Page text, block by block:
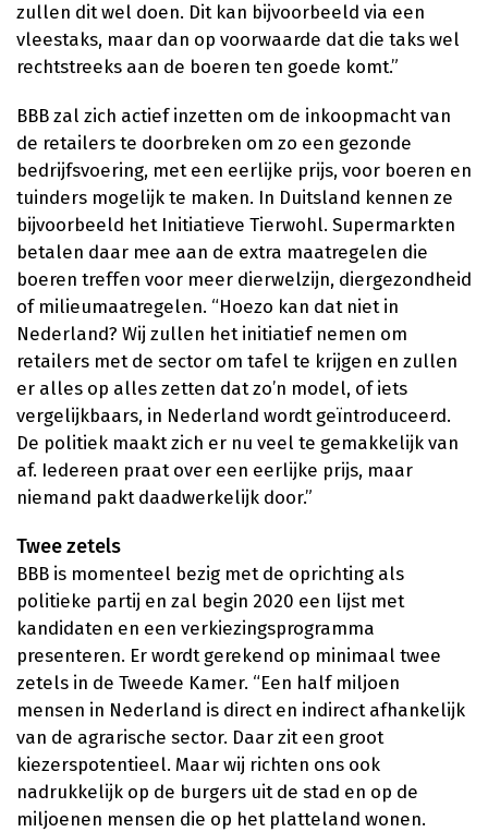
zullen dit wel doen. Dit kan bijvoorbeeld via een
vleestaks, maar dan op voorwaarde dat die taks wel
rechtstreeks aan de boeren ten goede komt.”
BBB zal zich actief inzetten om de inkoopmacht van
de retailers te doorbreken om zo een gezonde
bedrijfsvoering, met een eerlijke prijs, voor boeren en
tuinders mogelijk te maken. In Duitsland kennen ze
bijvoorbeeld het Initiatieve Tierwohl. Supermarkten
betalen daar mee aan de extra maatregelen die
boeren treffen voor meer dierwelzijn, diergezondheid
of milieumaatregelen. “Hoezo kan dat niet in
Nederland? Wij zullen het initiatief nemen om
retailers met de sector om tafel te krijgen en zullen
er alles op alles zetten dat zo’n model, of iets
vergelijkbaars, in Nederland wordt geïntroduceerd.
De politiek maakt zich er nu veel te gemakkelijk van
af. Iedereen praat over een eerlijke prijs, maar
niemand pakt daadwerkelijk door.”
Twee zetels
BBB is momenteel bezig met de oprichting als
politieke partij en zal begin 2020 een lijst met
kandidaten en een verkiezingsprogramma
presenteren. Er wordt gerekend op minimaal twee
zetels in de Tweede Kamer. “Een half miljoen
mensen in Nederland is direct en indirect afhankelijk
van de agrarische sector. Daar zit een groot
kiezerspotentieel. Maar wij richten ons ook
nadrukkelijk op de burgers uit de stad en op de
miljoenen mensen die op het platteland wonen.